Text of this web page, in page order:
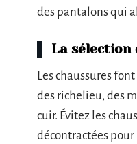
des pantalons qui
La sélection
Les chaussures
des richelieu, des
cuir. Évitez les
décontractées